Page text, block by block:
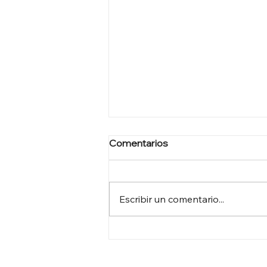
Comentarios
Escribir un comentario...